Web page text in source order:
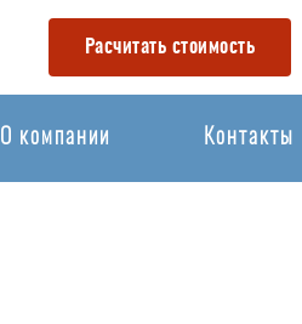
Расчитать стоимость
О компании Контакты